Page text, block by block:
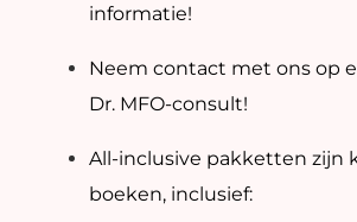
informatie!
Neem contact met ons op
Dr. MFO-consult!
All-inclusive pakketten zijn
boeken, inclusief: